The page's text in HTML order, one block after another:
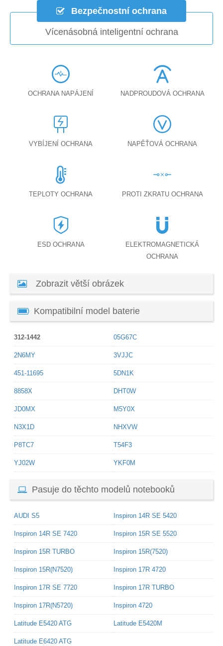
Bezpečnostní ochrana
Vícenásobná inteligentní ochrana
OCHRANA NAPÁJENÍ NADPROUDOVÁ OCHRANA
VYBÍJENÍ OCHRANA NAPĚŤOVÁ OCHRANA
TEPLOTY OCHRANA PROTI ZKRATU OCHRANA
ESD OCHRANA
ELEKTROMAGNETICKÁ
OCHRANA
Zobrazit větší obrázek
Kompatibilní model baterie
312-1442 05G67C
2N6MY 3VJJC
451-11695 5DN1K
8858X DHT0W
JD0MX M5Y0X
N3X1D NHXVW
P8TC7 T54F3
YJ02W YKF0M
Pasuje do těchto modelů notebooků
AUDI S5 Inspiron 14R SE 5420
Inspiron 14R SE 7420 Inspiron 15R SE 5520
Inspiron 15R TURBO Inspiron 15R(7520)
Inspiron 15R(N7520) Inspiron 17R 4720
Inspiron 17R SE 7720 Inspiron 17R TURBO
Inspiron 17R(N5720) Inspiron 4720
Latitude E5420 ATG Latitude E5420M
Latitude E6420 ATG